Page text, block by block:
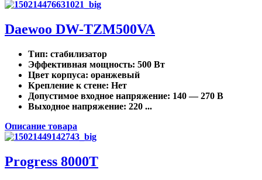
Daewoo DW-TZM500VA
Тип: стабилизатор
Эффективная мощность: 500 Вт
Цвет корпуса: оранжевый
Крепление к стене: Нет
Допустимое входное напряжение: 140 — 270 В
Выходное напряжение: 220 ...
Описание товара
Progress 8000Т